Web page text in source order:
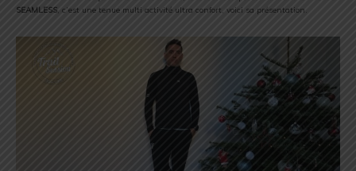
SEAMLESS, c’est une tenue multi activité ultra confort, voici sa présentation.